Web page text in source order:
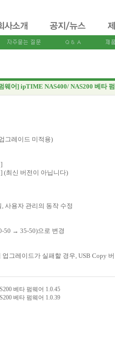
웨어] ipTIME NAS400/ NAS200 베타
그레이드 미적용)
(최신 버전이 아닙니다)
사용자 관리의 동작 수정
50 → 35-50)으로 변경
그레이드가 실패할 경우, USB Copy
베타 펌웨어 1.0.45
베타 펌웨어 1.0.39